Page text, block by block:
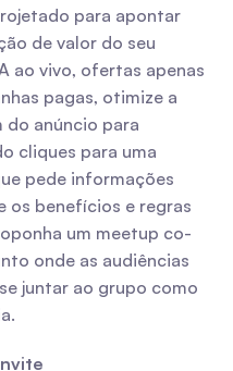
para apontar
de valor do seu
ao vivo, ofertas apenas
pagas, otimize a
do anúncio para
cliques para uma
pede informações
os benefícios e regras
um meetup co-
onde as audiências
juntar ao grupo como